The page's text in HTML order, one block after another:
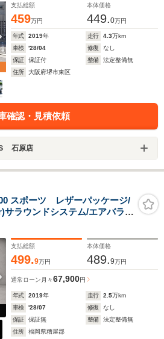
支払総額
459万円
本体価格
449.0万円
年式 2019年 走行 4.3万km
車検
'28/04 修復
なし
保証
保証付 整備
法定整備無
住所
大阪府堺市東区
確認・見積依頼
石原店
スポーツ レザーパッケージ/
ラウンドシステム/エアバラン
フティパッケージ/エアキャッ
ト/ステアリングアシスト/パ
支払総額
499.9万円
本体価格
489.9万円
通常ローン 月々67,900円
年式 2019年 走行 2.5万km
車検
'28/07 修復
なし
保証
保証無 整備
法定整備無
住所
福岡県糟屋郡